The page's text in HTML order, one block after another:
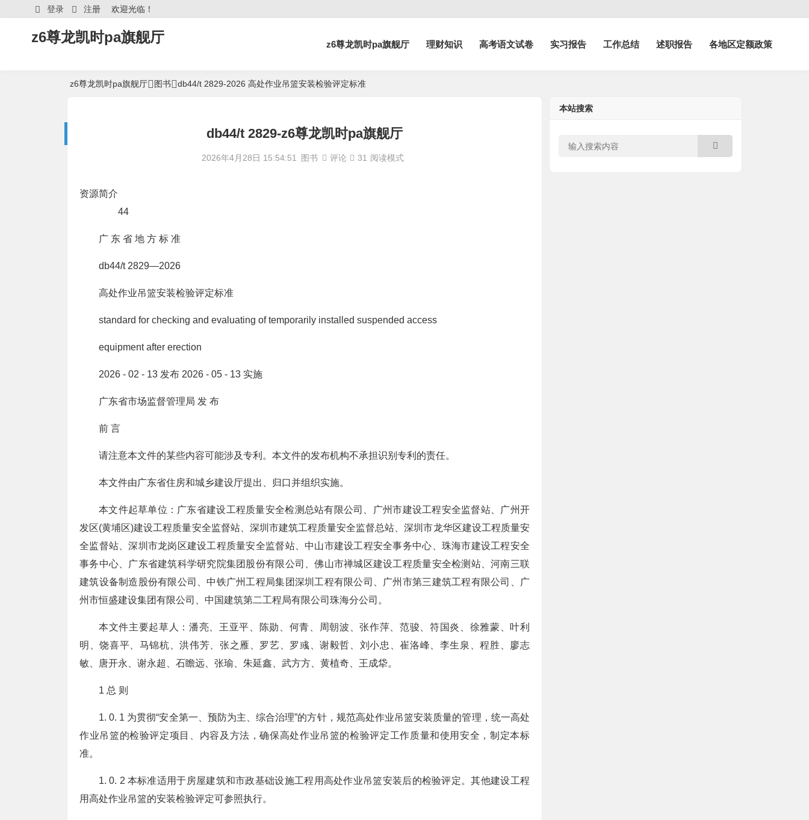
欢迎光临！
登录 注册
z6尊龙凯时pa旗舰厅 z6尊龙凯时pa旗舰厅 理财知识 高考语文试卷 实习报告 工作总结 述职报告 各地区定额政策
z6尊龙凯时pa旗舰厅 图书 db44/t 2829-2026 高处作业吊篮安装检验评定标准
db44/t 2829-z6尊龙凯时pa旗舰厅
2026年4月28日 15:54:51 图书 评论 31 阅读模式
资源简介
44
广 东 省 地 方 标 准
db44/t 2829—2026
高处作业吊篮安装检验评定标准
standard for checking and evaluating of temporarily installed suspended access
equipment after erection
2026 - 02 - 13 发布 2026 - 05 - 13 实施
广东省市场监督管理局 发 布
前 言
请注意本文件的某些内容可能涉及专利。本文件的发布机构不承担识别专利的责任。
本文件由广东省住房和城乡建设厅提出、归口并组织实施。
本文件起草单位：广东省建设工程质量安全检测总站有限公司、广州市建设工程安全监督站、广州开
发区(黄埔区)建设工程质量安全监督站、深圳市建筑工程质量安全监督总站、深圳市龙华区建设工程质量安
全监督站、深圳市龙岗区建设工程质量安全监督站、中山市建设工程安全事务中心、珠海市建设工程安全
事务中心、广东省建筑科学研究院集团股份有限公司、佛山市禅城区建设工程质量安全检测站、河南三联
建筑设备制造股份有限公司、中铁广州工程局集团深圳工程有限公司、广州市第三建筑工程有限公司、广
州市恒盛建设集团有限公司、中国建筑第二工程局有限公司珠海分公司。
本文件主要起草人：潘亮、王亚平、陈勋、何青、周朝波、张作萍、范骏、符国炎、徐雅蒙、叶利
明、饶喜平、马锦杭、洪伟芳、张之雁、罗艺、罗彧、谢毅哲、刘小忠、崔洛峰、李生泉、程胜、廖志
敏、唐开永、谢永超、石瞻远、张瑜、朱延鑫、武方方、黄植奇、王成牮。
1 总 则
1. 0. 1 为贯彻“安全第一、预防为主、综合治理”的方针，规范高处作业吊篮安装质量的管理，统一高处
作业吊篮的检验评定项目、内容及方法，确保高处作业吊篮的检验评定工作质量和使用安全，制定本标
准。
1. 0. 2 本标准适用于房屋建筑和市政基础设施工程用高处作业吊篮安装后的检验评定。其他建设工程
用高处作业吊篮的安装检验评定可参照执行。
本站搜索